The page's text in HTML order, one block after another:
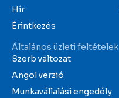
Hír
Érintkezés
Általános üzleti feltételek
Szerb változat
Angol verzió
Munkavállalási engedély